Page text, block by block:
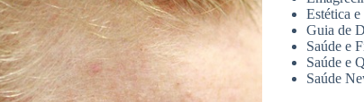
Estética e
Guia de
Saúde e
Saúde e
Saúde